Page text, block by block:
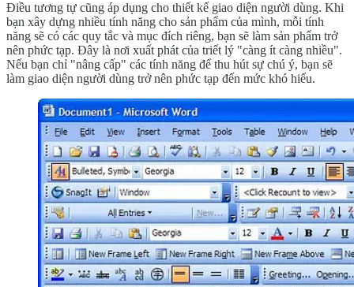
Điều tương tự cũng áp dụng cho thiết kế giao diện người dùng. Khi
bạn xây dựng nhiều tính năng cho sản phẩm của mình, mỗi tính
năng sẽ có các quy tắc và mục đích riêng, bạn sẽ làm sản phẩm trở
nên phức tạp. Đây là nơi xuất phát của triết lý "càng ít càng nhiều".
Nếu bạn chỉ "nâng cấp" các tính năng để thu hút sự chú ý, bạn sẽ
làm giao diện người dùng trở nên phức tạp đến mức khó hiểu.